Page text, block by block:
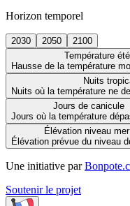
Horizon temporel
2030 2050
2100
Température été
Hausse de la température
Nuits
Nuits où la température ne
Jours de canicule
Jours où la température
Élévation niveau mer
Élévation prévue du niveau
Une initiative par
Soutenir le projet